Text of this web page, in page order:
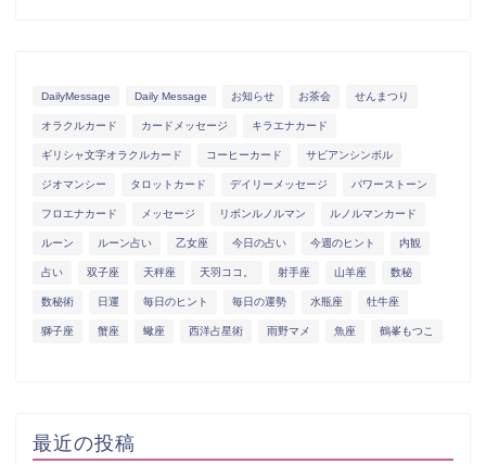
DailyMessage Daily Message お知らせ お茶会 せんまつり
オラクルカード カードメッセージ キラエナカード
ギリシャ文字オラクルカード コーヒーカード サビアンシンボル
ジオマンシー タロットカード デイリーメッセージ パワーストーン
フロエナカード メッセージ リボンルノルマン ルノルマンカード
ルーン ルーン占い 乙女座 今日の占い 今週のヒント 内観
占い 双子座 天秤座 天羽ココ。 射手座 山羊座 数秘
数秘術 日運 毎日のヒント 毎日の運勢 水瓶座 牡牛座
獅子座 蟹座 蠍座 西洋占星術 雨野マメ 魚座 鶴峯もつこ
最近の投稿